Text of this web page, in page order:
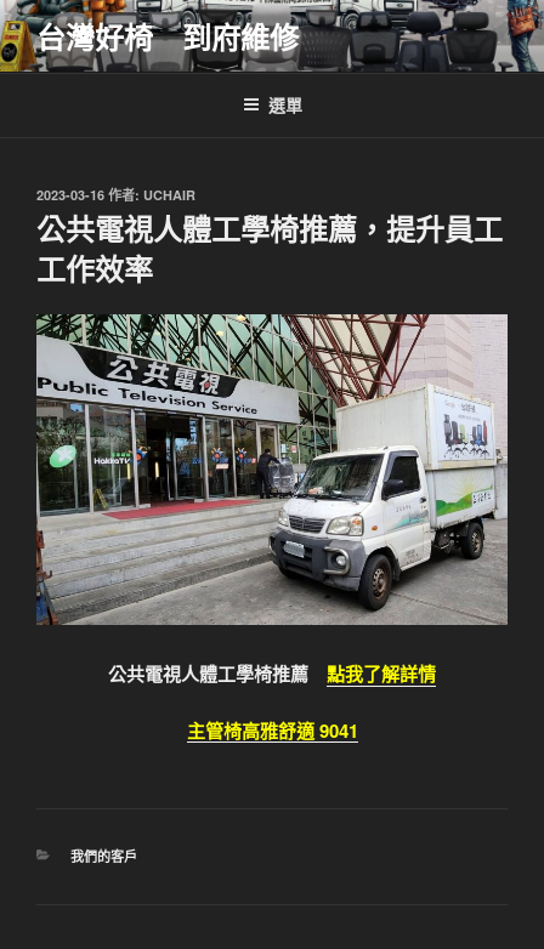
跳
至
主
台灣好椅 到府維修
選單
發
佈
於
2023-03-16 作者: UCHAIR
公共電視人體工學椅推薦，提升員工
工作效率
公共電視人體工學椅推薦 點我了解詳情
主管椅高雅舒適 9041
分
我們的客戶